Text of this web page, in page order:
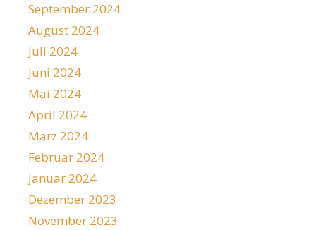
September 2024
August 2024
Juli 2024
Juni 2024
Mai 2024
April 2024
März 2024
Februar 2024
Januar 2024
Dezember 2023
November 2023